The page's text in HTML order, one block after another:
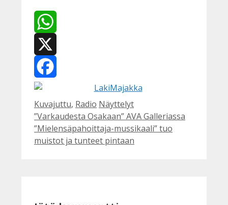
WhatsApp
X
Facebook
Kategoriat
Kuvajuttu, Radio Avainsanat
Näyttelyt
”Varkaudesta Osakaan” AVA Galleriassa
”Mielensäpahoittaja-mussikaali” tuo
muistot ja tunteet pintaan